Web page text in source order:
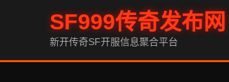
SF999传奇发布网
新开传奇SF开服信息聚合平台